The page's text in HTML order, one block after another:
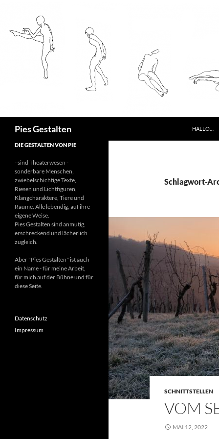
Pies Gestalten
HALLO…
Schlagwort-
SCHNITTSTELLEN
VOM
MAI 12, 2022
DIE GESTALTEN VON PIE
- sind Theaterwesen -
sonderbare Menschen,
zwiebelschichtige Texte,
Riesen und Lichtfiguren,
Klangcharaktere, Tiere und
Räume. Alle lebendig, auf ihre
eigene Weise.
Pies Gestalten sind anmutig,
erschreckend und lächerlich
zugleich.
Aber "Pies Gestalten" ist auch
ein Name - für meine Arbeit,
für mich auf der Bühne und für
diese Seite.
Datenschutz
Impressum